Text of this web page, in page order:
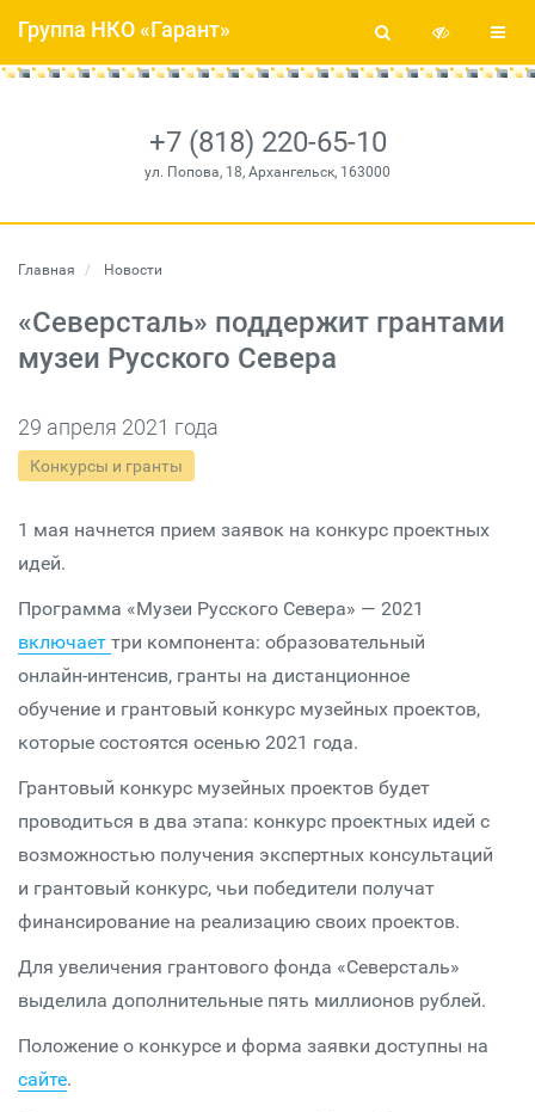
+7 (818) 220-65-10
ул. Попова, 18, Архангельск, 163000
Группа НКО «Гарант»
Главная Новости
«Северсталь» поддержит грантами
музеи Русского Cевера
29 апреля 2021 года
Конкурсы и гранты
1 мая начнется прием заявок на конкурс проектных
идей.
Программа «Музеи Русского Севера» — 2021
включает три компонента: образовательный
онлайн-интенсив, гранты на дистанционное
обучение и грантовый конкурс музейных проектов,
которые состоятся осенью 2021 года.
Грантовый конкурс музейных проектов будет
проводиться в два этапа: конкурс проектных идей с
возможностью получения экспертных консультаций
и грантовый конкурс, чьи победители получат
финансирование на реализацию своих проектов.
Для увеличения грантового фонда «Северсталь»
выделила дополнительные пять миллионов рублей.
Положение о конкурсе и форма заявки доступны на
сайте.